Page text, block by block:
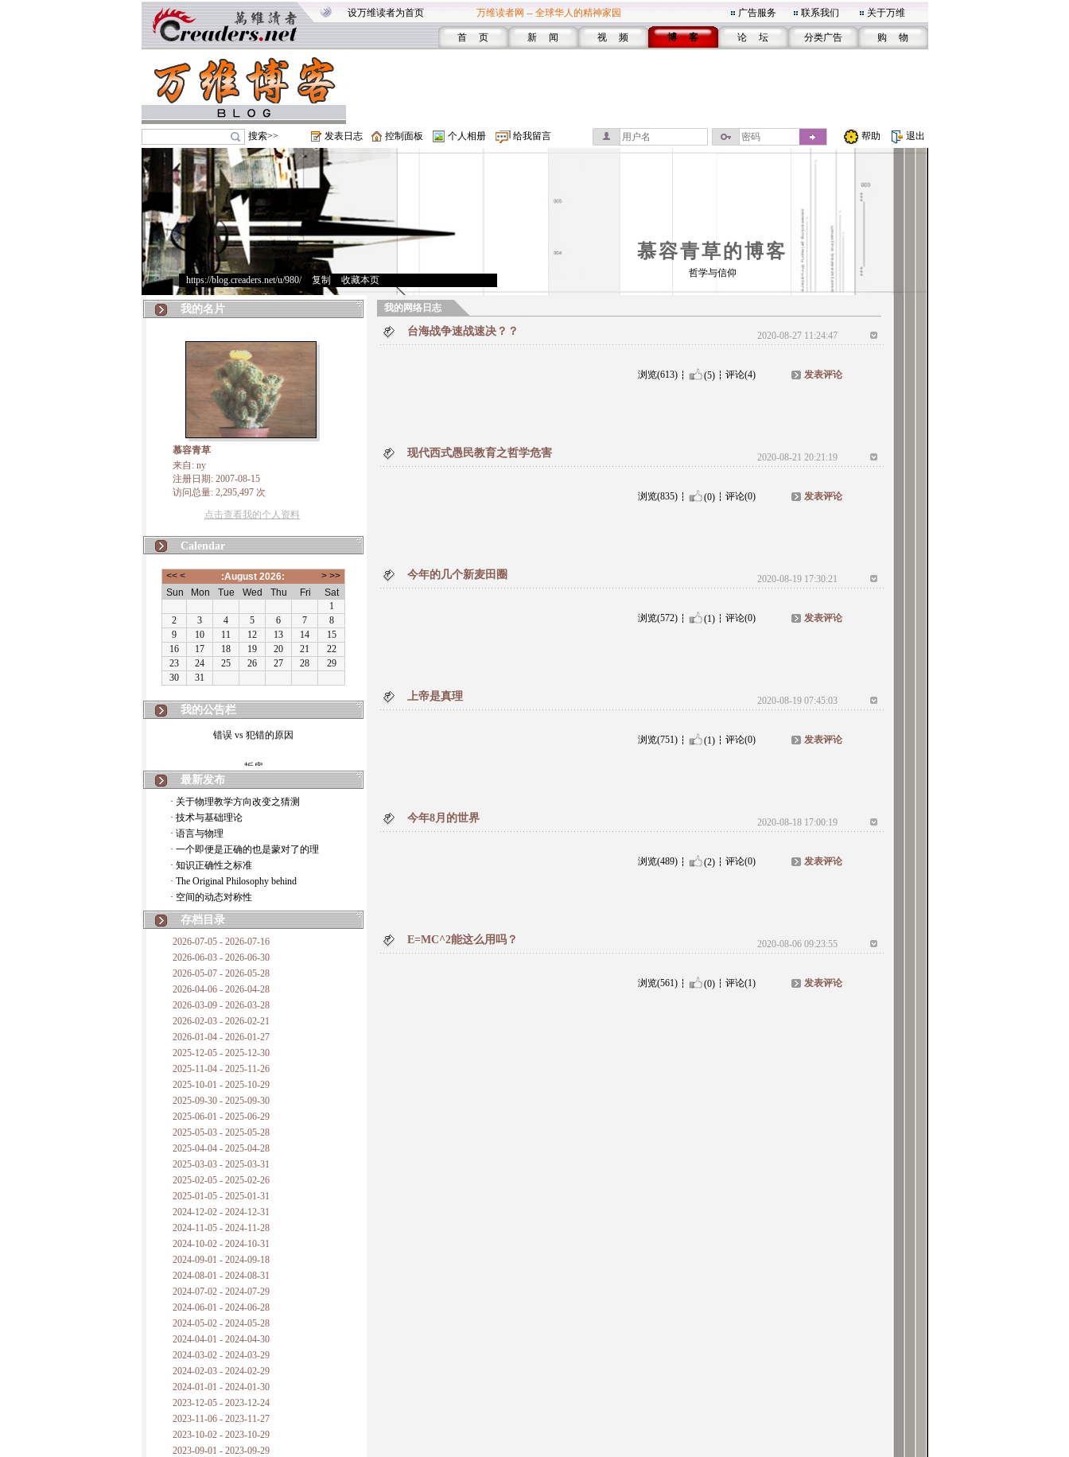
设万维读者为首页 万维读者网 -- 全球华人的精神家园 广告服务 联系我们 关于万维
首 页 新 闻 视 频 博 客 论 坛 分类广告 购 物
搜索>> 发表日志 控制面板 个人相册 给我留言 帮助 退出
慕容青草的博客
https://blog.creaders.net/u/980/> 复制 收藏本页
哲学与信仰
我的名片
慕容青草
来自: ny
注册日期: 2007-08-15
访问总量: 2,295,497 次
点击查看我的个人资料
Calendar
我的公告栏
如何锁定人类科学
20世纪物理学
复杂情势下之最佳优先考虑
成功与别人的帮助
对抗真理的结果
最新发布
· 关于物理教学方向改变之猜测
· 技术与基础理论
· 语言与物理
· 一个即便是正确的也是蒙对了的理
· 知识正确性之标准
· The Original Philosophy behind
· 空间的动态对称性
存档目录
2026-07-05 - 2026-07-16
2026-06-03 - 2026-06-30
2026-05-07 - 2026-05-28
2026-04-06 - 2026-04-28
2026-03-09 - 2026-03-28
2026-02-03 - 2026-02-21
2026-01-04 - 2026-01-27
2025-12-05 - 2025-12-30
2025-11-04 - 2025-11-26
2025-10-01 - 2025-10-29
2025-09-30 - 2025-09-30
2025-06-01 - 2025-06-29
2025-05-03 - 2025-05-28
2025-04-04 - 2025-04-28
2025-03-03 - 2025-03-31
2025-02-05 - 2025-02-26
2025-01-05 - 2025-01-31
2024-12-02 - 2024-12-31
2024-11-05 - 2024-11-28
2024-10-02 - 2024-10-31
2024-09-01 - 2024-09-18
2024-08-01 - 2024-08-31
2024-07-02 - 2024-07-29
2024-06-01 - 2024-06-28
2024-05-02 - 2024-05-28
2024-04-01 - 2024-04-30
2024-03-02 - 2024-03-29
2024-02-03 - 2024-02-29
2024-01-01 - 2024-01-30
2023-12-05 - 2023-12-24
2023-11-06 - 2023-11-27
2023-10-02 - 2023-10-29
2023-09-01 - 2023-09-29
我的网络日志
台海战争速战速决？？ 2020-08-27 11:24:47
浏览(613) (5) 评论(4) 发表评论
现代西式愚民教育之哲学危害 2020-08-21 20:21:19
浏览(835) (0) 评论(0) 发表评论
今年的几个新麦田圈 2020-08-19 17:30:21
浏览(572) (1) 评论(0) 发表评论
上帝是真理 2020-08-19 07:45:03
浏览(751) (1) 评论(0) 发表评论
今年8月的世界 2020-08-18 17:00:19
浏览(489) (2) 评论(0) 发表评论
E=MC^2能这么用吗？ 2020-08-06 09:23:55
浏览(561) (0) 评论(1) 发表评论